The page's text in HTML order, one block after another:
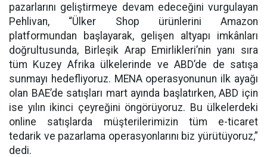
pazarlarını geliştirmeye devam edeceğini vurgulayan
Pehlivan, “Ülker Shop ürünlerini Amazon
platformundan başlayarak, gelişen altyapı imkânları
doğrultusunda, Birleşik Arap Emirlikleri’nin yanı sıra
tüm Kuzey Afrika ülkelerinde ve ABD’de de satışa
sunmayı hedefliyoruz. MENA operasyonunun ilk ayağı
olan BAE’de satışları mart ayında başlatırken, ABD için
ise yılın ikinci çeyreğini öngörüyoruz. Bu ülkelerdeki
online satışlarda müşterilerimizin tüm e-ticaret
tedarik ve pazarlama operasyonlarını biz yürütüyoruz,”
dedi.